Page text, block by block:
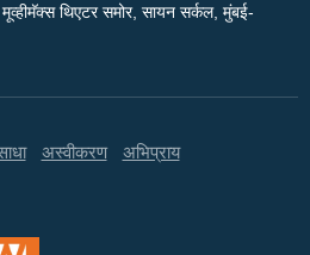
थिएटर समोर, सायन सर्कल, मुंबई-
अस्वीकरण अभिप्राय